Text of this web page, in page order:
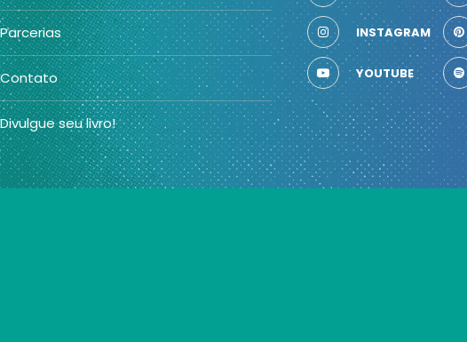
Parcerias
Contato
Divulgue seu livro!
INSTAGRAM
YOUTUBE